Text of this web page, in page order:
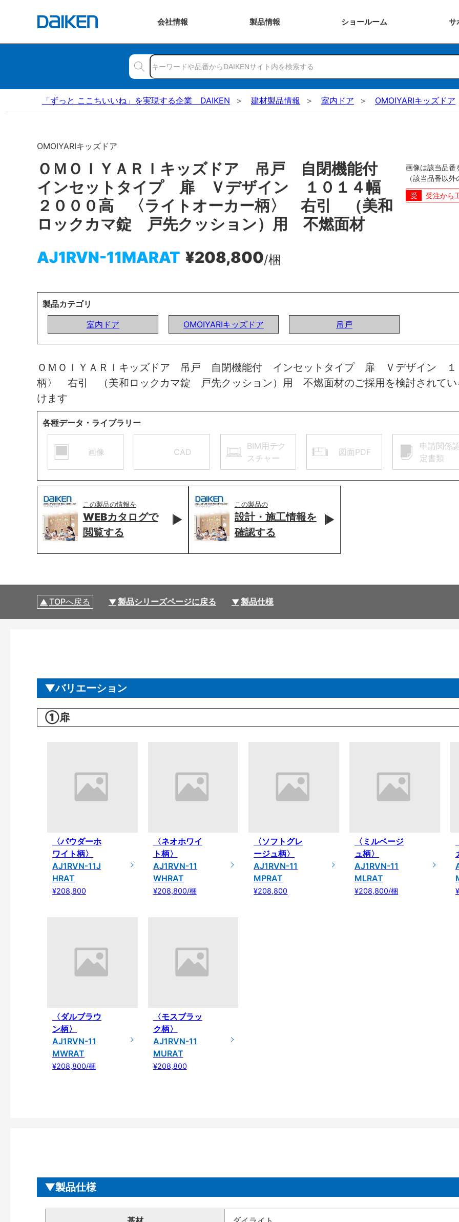
会社情報 製品情報 ショールーム サ
「ずっと ここちいいね」を実現する企業 DAIKEN 建材製品情報 室内ドア OMOIYARIキッズドア
OMOIYARIキッズドア
ＯＭＯＩＹＡＲＩキッズドア 吊戸 自閉機能付
インセットタイプ 扉 Ｖデザイン １０１４幅
２０００高 〈ライトオーカー柄〉 右引 （美和
ロックカマ錠 戸先クッション）用 不燃面材
AJ1RVN-11MARAT ¥208,800/梱
画像は該当品番
（該当品番以
受注から
製品カテゴリ
室内ドア
OMOIYARIキッズドア 吊戸
ＯＭＯＩＹＡＲＩキッズドア 吊戸 自閉機能付 インセットタイプ 扉 Ｖデザイン
柄〉 右引 （美和ロックカマ錠 戸先クッション）用 不燃面材のご採用を検討されてい
けます
各種データ・ライブラリー
画像 CAD
BIM用テク
スチャー
図面PDF
申請関係
定書類
この製品の情報を
WEBカタログで
閲覧する
この製品の
設計・施工情報を
確認する
TOPへ戻る 製品シリーズページに戻る 製品仕様
バリエーション
①扉
〈パウダーホ
ワイト柄〉
AJ1RVN-11J
HRAT
¥208,800
〈ネオホワイ
ト柄〉
AJ1RVN-11
WHRAT
¥208,800/梱
〈ソフトグレ
ージュ柄〉
AJ1RVN-11
MPRAT
¥208,800
〈ミルベージ
ュ柄〉
AJ1RVN-11
MLRAT
¥208,800/梱
〈ダルブラウ
ン柄〉
AJ1RVN-11
MWRAT
¥208,800/梱
〈モスブラッ
ク柄〉
AJ1RVN-11
MURAT
¥208,800
製品仕様